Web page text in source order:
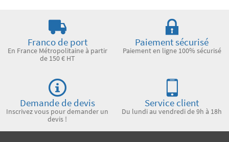
Franco de port
En France Métropolitaine à partir
de 150 € HT
Paiement sécurisé
Paiement en ligne 100% sécurisé
Demande de devis
Inscrivez vous pour demander un
devis !
Service client
Du lundi au vendredi de 9h à 18h